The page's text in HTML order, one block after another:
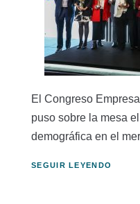
El Congreso
puso sobre la mesa
demográfica en el
SEGUIR LEYENDO